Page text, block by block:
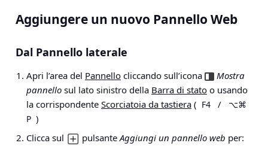
Aggiungere un nuovo Pannello Web
Dal Pannello laterale
Apri l’area del Pannello cliccando sull’icona
Mostra
pannello sul lato sinistro della Barra di stato o usando
la corrispondente Scorciatoia da tastiera ( F4 /
⌥⌘
P )
Clicca sul
pulsante Aggiungi un pannello web per: